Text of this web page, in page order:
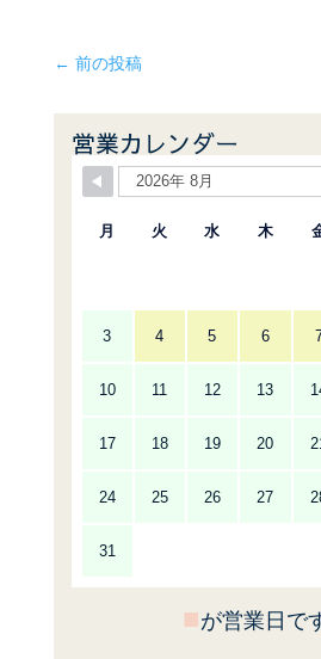
← 前の投稿
営業カレンダー
月 火 水 木
3 4 5 6
10 11 12 13
17 18 19 20
24 25 26 27
31
■が営業日で